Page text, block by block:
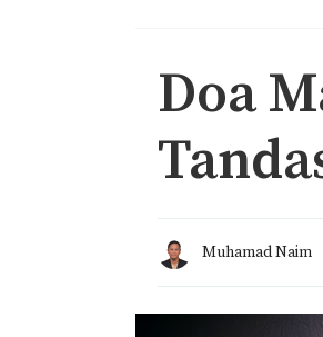
Doa
Muhamad Naim